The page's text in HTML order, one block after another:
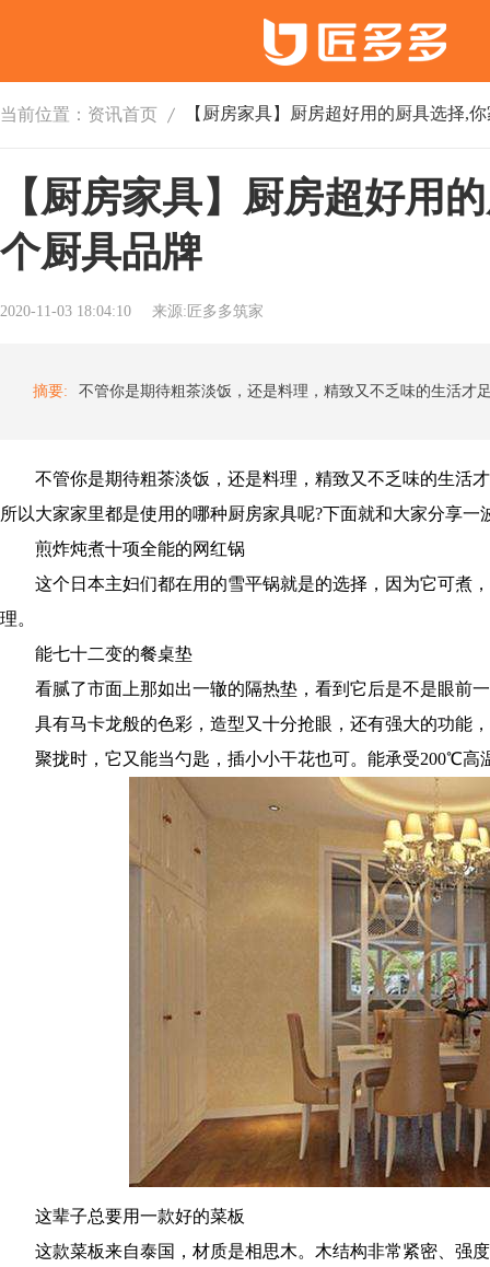
当前位置： 资讯首页
【厨房家具】厨房超好用
个厨具品牌
2020-11-03 18:04:10 来源:匠多多筑家
摘要:
不管你是期待粗茶淡饭，还是料理，精致又不乏味的生活
所以大家家里都是使用的哪种厨房家具呢?下面就和大家分享
煎炸炖煮十项全能的网红锅
这个日本主妇们都在用的雪平锅就是的选择，因为它可煮
理。
能七十二变的餐桌垫
看腻了市面上那如出一辙的隔热垫，看到它后是不是眼前
具有马卡龙般的色彩，造型又十分抢眼，还有强大的功能
聚拢时，它又能当勺匙，插小小干花也可。能承受200℃高
这辈子总要用一款好的菜板
这款菜板来自泰国，材质是相思木。木结构非常紧密、强